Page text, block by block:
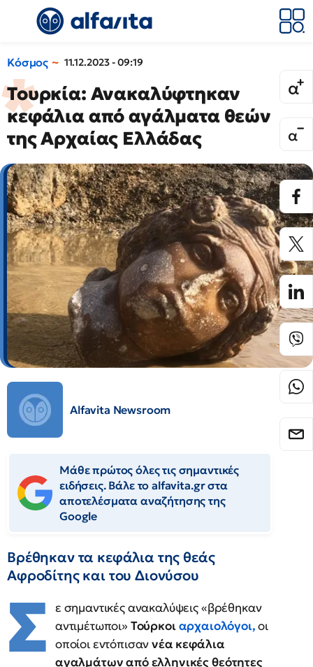
Κόσμος 11.12.2023 - 09:19
Τουρκία: Ανακαλύφτηκαν
κεφάλια από αγάλματα θεών
της Αρχαίας Ελλάδας
Alfavita Newsroom
Μάθε πρώτος όλες τις σημαντικές
ειδήσεις. Βάλε το alfavita.gr στα
αποτελέσματα αναζήτησης της
Google
Βρέθηκαν τα κεφάλια της θεάς
Αφροδίτης και του Διονύσου
Σ ε σημαντικές ανακαλύψεις «βρέθηκαν
αντιμέτωποι» Τούρκοιαρχαιολόγοι, οι
οποίοι εντόπισαννέα κεφάλια
αγαλμάτωναπό ελληνικές θεότητες